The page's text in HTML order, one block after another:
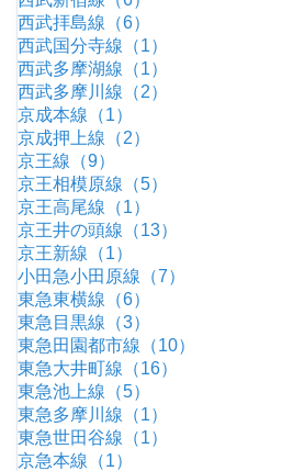
西武拝島線（6）
西武国分寺線（1）
西武多摩湖線（1）
西武多摩川線（2）
京成本線（1）
京成押上線（2）
京王線（9）
京王相模原線（5）
京王高尾線（1）
京王井の頭線（13）
京王新線（1）
小田急小田原線（7）
東急東横線（6）
東急目黒線（3）
東急田園都市線（10）
東急大井町線（16）
東急池上線（5）
東急多摩川線（1）
東急世田谷線（1）
京急本線（1）